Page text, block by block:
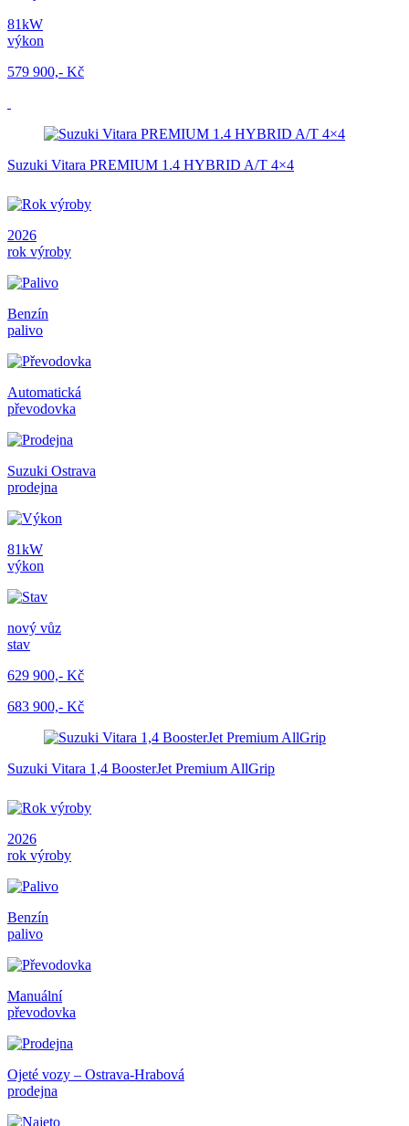
81kW
výkon
579 900,- Kč
Suzuki Vitara PREMIUM 1.4 HYBRID A/T 4×4
2026
rok výroby
Benzín
palivo
Automatická
převodovka
Suzuki Ostrava
prodejna
81kW
výkon
nový vůz
stav
629 900,- Kč
683 900,- Kč
Suzuki Vitara 1,4 BoosterJet Premium AllGrip
2026
rok výroby
Benzín
palivo
Manuální
převodovka
Ojeté vozy – Ostrava-Hrabová
prodejna